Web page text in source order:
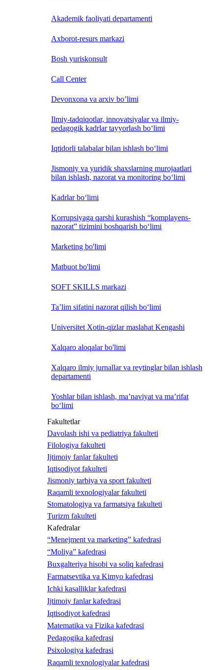
Akademik faoliyati departamenti
Axborot-resurs markazi
Bosh yuriskonsult
Call Center
Devonxona va arxiv bo’limi
Ilmiy-tadqiqotlar, innovatsiyalar va ilmiy-
pedagogik kadrlar tayyorlash bo‘limi
Iqtidorli talabalar bilan ishlash bo‘limi
Jismoniy va yuridik shaxslarning murojaatlari
bilan ishlash, nazorat va monitoring bo‘limi
Kadrlar bo‘limi
Korrupsiyaga qarshi kurashish “komplayens-
nazorat” tizimini boshqarish bo‘limi
Marketing bo'limi
Matbuot bo'limi
SOFT SKILLS markazi
Ta’lim sifatini nazorat qilish bo‘limi
Universitet Xotin-qizlar maslahat Kengashi
Xalqaro aloqalar bo'limi
Xalqaro ilmiy jurnallar va reytinglar bilan ishlash
departamenti
Yoshlar bilan ishlash, ma’naviyat va ma’rifat
bo‘limi
Fakultetlar
Davolash ishi va pediatriya fakulteti
Filologiya fakulteti
Ijtimoiy fanlar fakulteti
Iqtisodiyot fakulteti
Jismoniy tarbiya va sport fakulteti
Raqamli texnologiyalar fakulteti
Stomatologiya va farmatsiya fakulteti
Turizm fakulteti
Kafedralar
“Menejment va marketing” kafedrasi
“Moliya” kafedrasi
Buxgalteriya hisobi va soliq kafedrasi
Farmatsevtika va Kimyo kafedrasi
Ichki kasalliklar kafedrasi
Ijtimoiy fanlar kafedrasi
Iqtisodiyot kafedrasi
Matematika va Fizika kafedrasi
Pedagogika kafedrasi
Psixologiya kafedrasi
Raqamli texnologiyalar kafedrasi